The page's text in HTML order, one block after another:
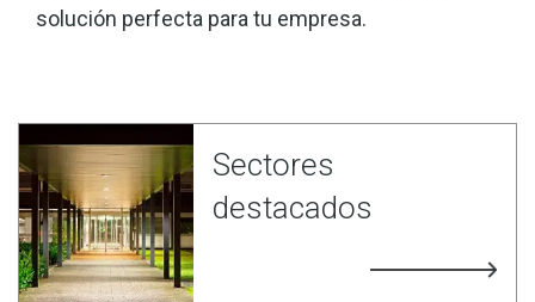
solución perfecta para tu empresa.
Sectores
destacados